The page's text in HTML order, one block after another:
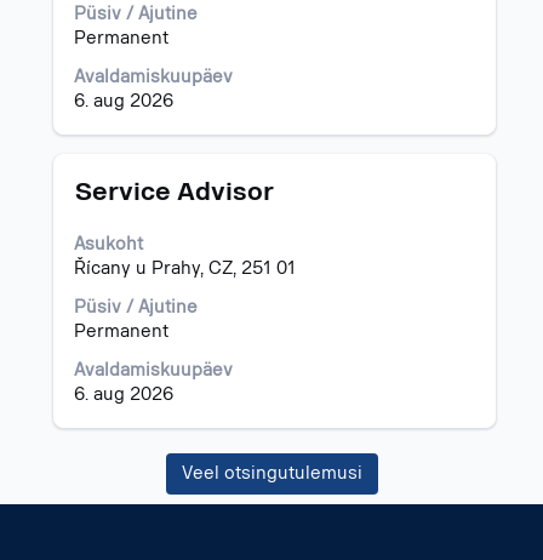
Püsiv / Ajutine
Permanent
Avaldamiskuupäev
6. aug 2026
valige
tühikuklahviga.
Ametinimetus
Service Advisor
Asukoht
Řícany u Prahy, CZ, 251 01
Püsiv / Ajutine
Permanent
Avaldamiskuupäev
6. aug 2026
Töö
täieliku
sisu
kuvamiseks
valige
tühikuklahviga.
Veel otsingutulemusi